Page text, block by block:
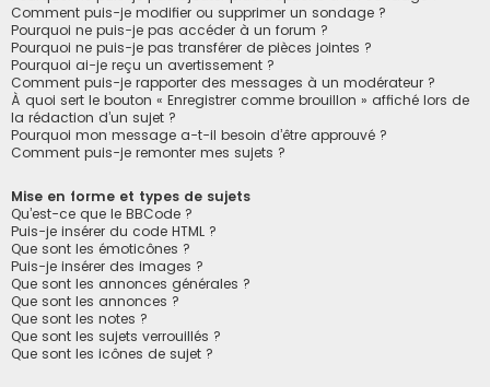
Comment puis-je modifier ou supprimer un sondage ?
Pourquoi ne puis-je pas accéder à un forum ?
Pourquoi ne puis-je pas transférer de pièces jointes ?
Pourquoi ai-je reçu un avertissement ?
Comment puis-je rapporter des messages à un modérateur ?
À quoi sert le bouton « Enregistrer comme brouillon » affiché lors de
la rédaction d’un sujet ?
Pourquoi mon message a-t-il besoin d’être approuvé ?
Comment puis-je remonter mes sujets ?
Mise en forme et types de sujets
Qu’est-ce que le BBCode ?
Puis-je insérer du code HTML ?
Que sont les émoticônes ?
Puis-je insérer des images ?
Que sont les annonces générales ?
Que sont les annonces ?
Que sont les notes ?
Que sont les sujets verrouillés ?
Que sont les icônes de sujet ?